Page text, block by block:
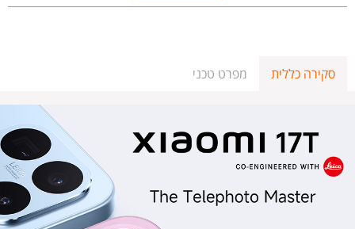
סקירה כללית מפרט טכני